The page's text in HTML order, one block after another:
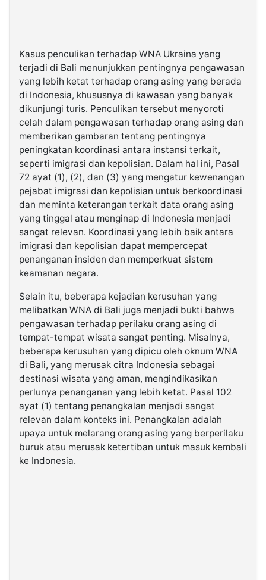
Kasus penculikan terhadap WNA Ukraina yang
terjadi di Bali menunjukkan pentingnya pengawasan
yang lebih ketat terhadap orang asing yang berada
di Indonesia, khususnya di kawasan yang banyak
dikunjungi turis. Penculikan tersebut menyoroti
celah dalam pengawasan terhadap orang asing dan
memberikan gambaran tentang pentingnya
peningkatan koordinasi antara instansi terkait,
seperti imigrasi dan kepolisian. Dalam hal ini, Pasal
72 ayat (1), (2), dan (3) yang mengatur kewenangan
pejabat imigrasi dan kepolisian untuk berkoordinasi
dan meminta keterangan terkait data orang asing
yang tinggal atau menginap di Indonesia menjadi
sangat relevan. Koordinasi yang lebih baik antara
imigrasi dan kepolisian dapat mempercepat
penanganan insiden dan memperkuat sistem
keamanan negara.
Selain itu, beberapa kejadian kerusuhan yang
melibatkan WNA di Bali juga menjadi bukti bahwa
pengawasan terhadap perilaku orang asing di
tempat-tempat wisata sangat penting. Misalnya,
beberapa kerusuhan yang dipicu oleh oknum WNA
di Bali, yang merusak citra Indonesia sebagai
destinasi wisata yang aman, mengindikasikan
perlunya penanganan yang lebih ketat. Pasal 102
ayat (1) tentang penangkalan menjadi sangat
relevan dalam konteks ini. Penangkalan adalah
upaya untuk melarang orang asing yang berperilaku
buruk atau merusak ketertiban untuk masuk kembali
ke Indonesia.